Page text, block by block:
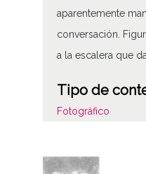
aparentemente
conversación.
a la escalera que
Tipo de
Fotográfico
19100101